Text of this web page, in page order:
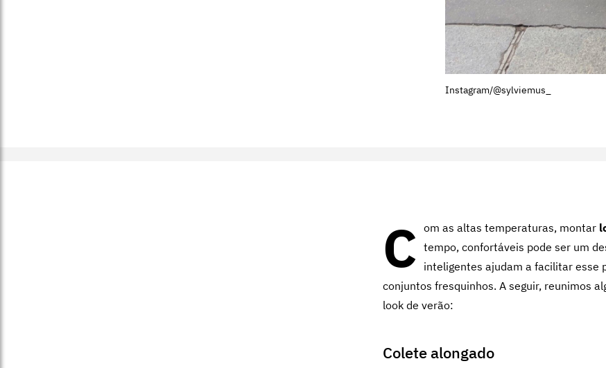
Instagram/@sylviemus_
C om as altas temperaturas, montar
tempo, confortáveis pode ser um
inteligentes ajudam a facilitar esse
conjuntos fresquinhos. A seguir, reunimos
look de verão:
Colete alongado